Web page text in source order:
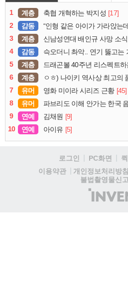
1 계층 축협 개혁하는 박지성 [17]
2
감동 “인형 같은 아이가 가라앉는데”…수심
3
계층 신남성연대 배인규 사망 소
4
감동 슥오더니 촤악.. 연기 뚫고는 가슴 툭
5
계층 드래곤볼 40주년 리스펙트
6
계층 ㅇㅎ) 나이키 역사상 최고의
7
유머 영화 미이라 시리즈 근황 [45]
8
유머 파브리도 이해 안가는 한국
9
연예 김채원 [9]
10
연예 아이유 [5]
로그인 PC화면
이용약관
개인정보처리방침
불법촬영물신
(주)
인